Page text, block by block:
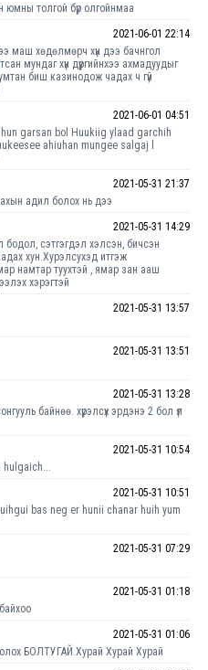
юмны толгой бүр олгойнмаа
2021-06-01 22:14
маш хөдөлмөрч хүн дээ бачнгол
мундаг хүн дүүргийнхээ ахмадуудыг
биш казинодож чадах ч гүй
2021-06-01 04:51
garsan bol Huukiig ylaad garchih
ahiuhan mungee salgaj l
2021-05-31 21:37
адил болох нь дээ
2021-05-31 14:29
сэтгэгдэл хэлсэн, бичсэн
хун.Хурэлсухэд итгэж
намтар туухтэй , ямар зан ааш
хэрэгтэй
2021-05-31 13:57
2021-05-31 13:51
2021-05-31 13:28
байнөө. хүрэлсүх эрдэнэ 2 бол үл
2021-05-31 10:54
hulgaich...
2021-05-31 10:51
bas neg er hunii chanar huih yum
2021-05-31 07:29
2021-05-31 01:18
2021-05-31 01:06
БОЛТУГАЙ.Хурай Хурай Хурай